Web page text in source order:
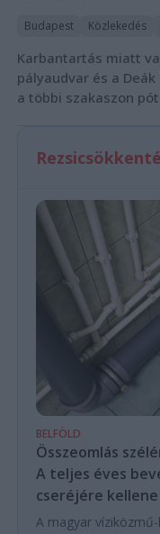
Budapest Közlekedés
Karbantartás miatt
pályaudvar és a
a többi szakaszon
BELFÖLD
Összeomlás
A teljes éves
cseréjére
A magyar